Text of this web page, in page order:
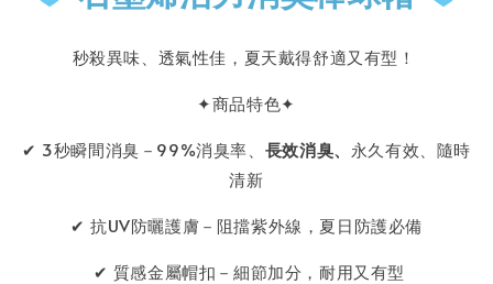
秒殺異味、透氣性佳，夏天戴得舒適又有型！
✦商品特色✦
✔ 3秒瞬間消臭－99%消臭率、 長效消臭、 永久有效、隨時
清新
✔ 抗UV防曬護膚－阻擋紫外線，夏日防護必備
✔ 質感金屬帽扣－細節加分，耐用又有型